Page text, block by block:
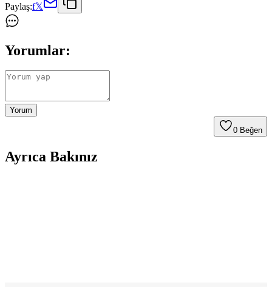
Paylaş:f𝕏
Yorumlar:
Yorum
0 Beğen
Ayrıca Bakınız